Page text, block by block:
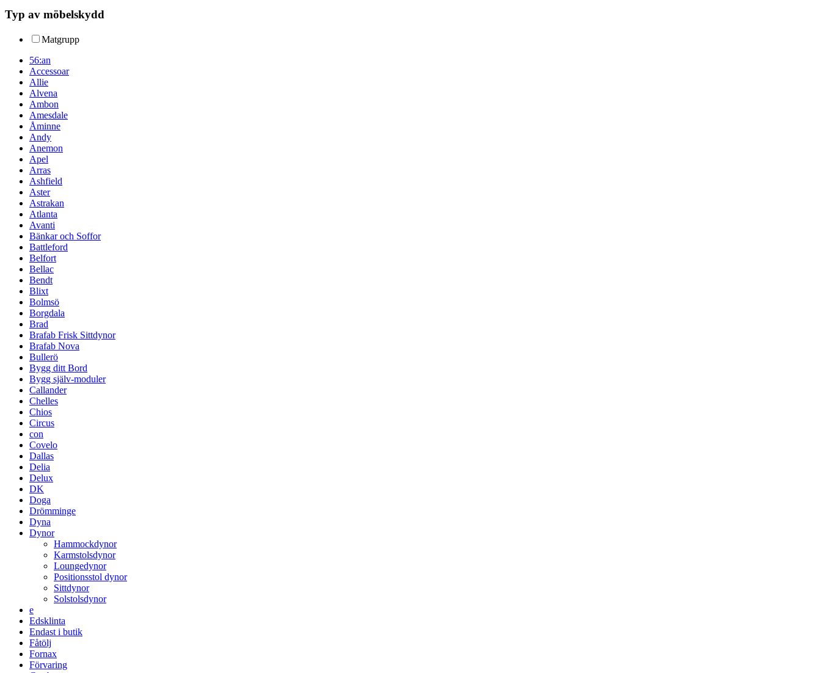
Typ av möbelskydd
Matgrupp
56:an
Accessoar
Allie
Alvena
Ambon
Amesdale
Åminne
Andy
Anemon
Apel
Arras
Ashfield
Aster
Astrakan
Atlanta
Avanti
Bänkar och Soffor
Battleford
Belfort
Bellac
Bendt
Blixt
Bolmsö
Borgdala
Brad
Brafab Frisk Sittdynor
Brafab Nova
Bullerö
Bygg ditt Bord
Bygg själv-moduler
Callander
Chelles
Chios
Circus
con
Covelo
Dallas
Delia
Delux
DK
Doga
Drömminge
Dyna
Dynor
Hammockdynor
Karmstolsdynor
Loungedynor
Positionsstol dynor
Sittdynor
Solstolsdynor
e
Edsklinta
Endast i butik
Fåtölj
Fornax
Förvaring